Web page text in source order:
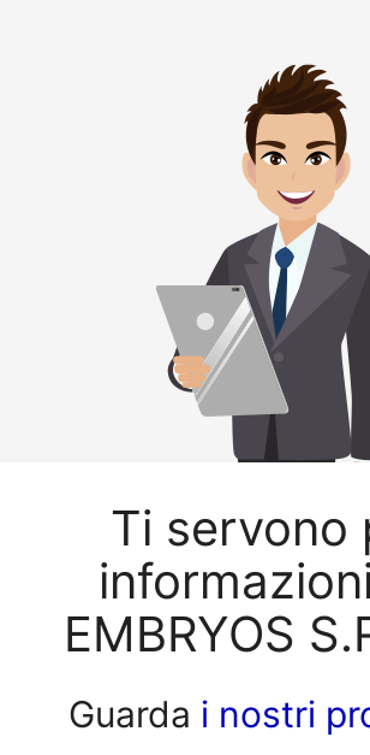
Ti servono
EMBRYOS
Guarda i nostri